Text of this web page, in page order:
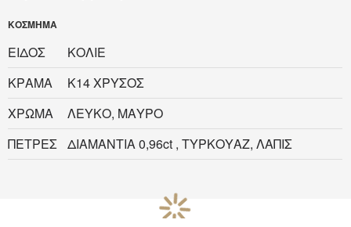
ΚΟΣΜΗΜΑ
ΕΙΔΟΣ
ΚΟΛΙΕ
ΚΡΑΜΑ
Κ14 ΧΡΥΣΟΣ
ΧΡΩΜΑ
ΛΕΥΚΟ, ΜΑΥΡΟ
ΠΕΤΡΕΣ ΔΙΑΜΑΝΤΙΑ 0,96ct , ΤΥΡΚΟΥΑΖ, ΛΑΠΙΣ